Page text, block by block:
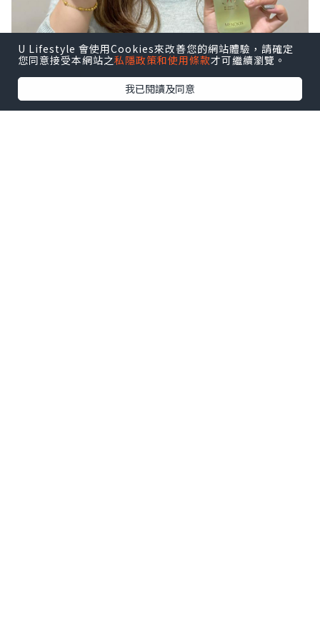
U Lifestyle 會使用Cookies來改善您的網站體驗，請確定
您同意接受本網站之私隱政策和使用條款才可繼續瀏覽。
我已閱讀及同意